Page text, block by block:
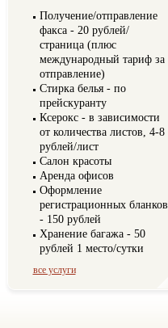
Получение/отправление
факса - 20 рублей/
страница (плюс
международный тариф за
отправление)
Стирка белья - по
прейскуранту
Ксерокс - в зависимости
от количества листов, 4-8
рублей/лист
Салон красоты
Аренда офисов
Оформление
регистрационных бланков
- 150 рублей
Хранение багажа - 50
рублей 1 место/сутки
все услуги